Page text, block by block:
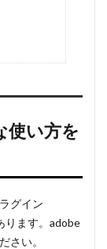
使い方を
グイン
ります。adobe
さい。